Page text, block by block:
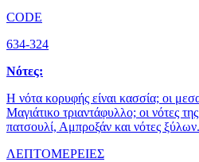
CODE
634-324
Νότες:
Η νότα κορυφής είναι κασσία; οι
Μαγιάτικο τριαντάφυλλο; οι νότες
πατσουλί, Αμπροξάν και νότες ξύλων.
ΛΕΠΤΟΜΕΡΕΙΕΣ